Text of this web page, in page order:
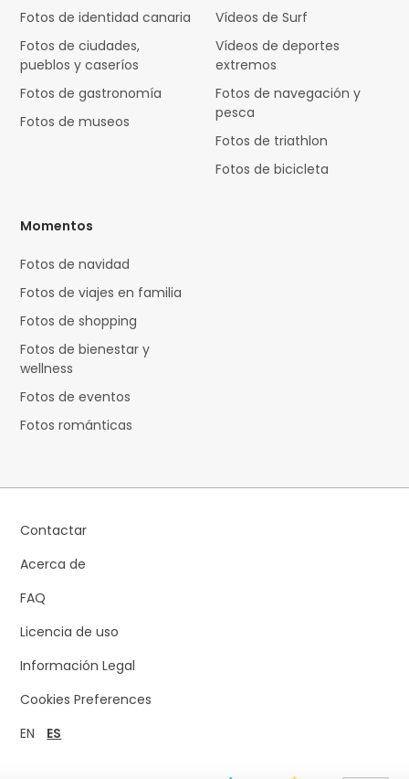
Fotos de identidad canaria
Fotos de ciudades,
pueblos y caseríos
Fotos de gastronomía
Fotos de museos
Vídeos de Surf
Vídeos de deportes
extremos
Fotos de navegación y
pesca
Fotos de triathlon
Fotos de bicicleta
Momentos
Fotos de navidad
Fotos de viajes en familia
Fotos de shopping
Fotos de bienestar y
wellness
Fotos de eventos
Fotos románticas
Contactar
Acerca de
FAQ
Licencia de uso
Información Legal
Cookies Preferences
EN
ES